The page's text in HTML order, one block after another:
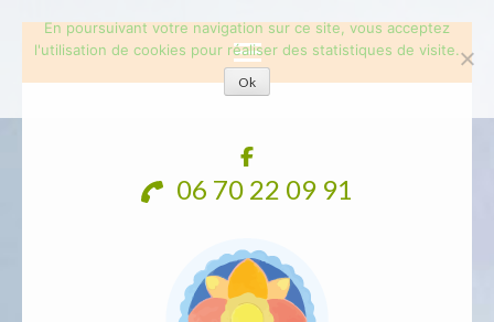
06 70 22 09 91
En poursuivant votre navigation sur ce site, vous acceptez
l'utilisation de cookies pour réaliser des statistiques de visite.
Ok